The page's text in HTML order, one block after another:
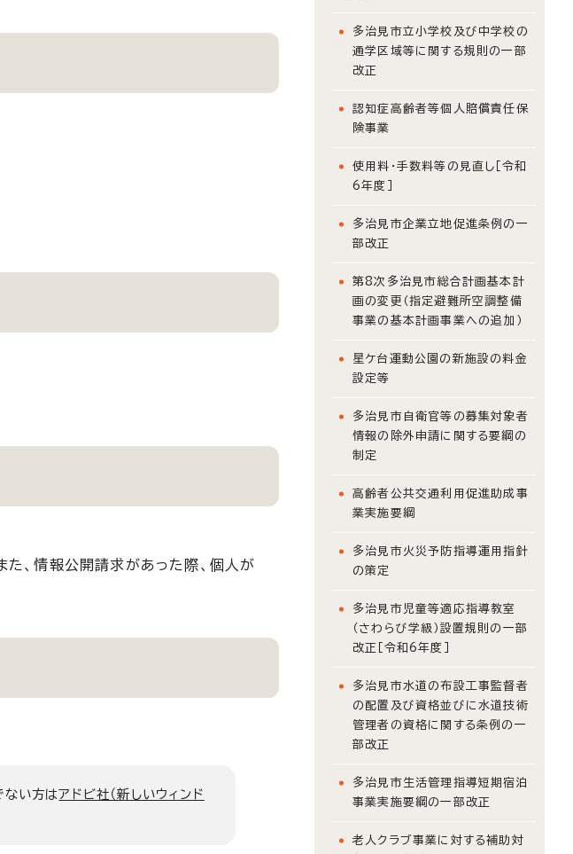
、情報公開請求があった際、個人が
い方はアドビ社（新しいウィンド
多治見市立小学校及び中学校の
通学区域等に関する規則の一部
改正
認知症高齢者等個人賠償責任保
険事業
使用料・手数料等の見直し［令和
6年度］
多治見市企業立地促進条例の一
部改正
第8次多治見市総合計画基本計
画の変更（指定避難所空調整備
事業の基本計画事業への追加）
星ケ台運動公園の新施設の料金
設定等
多治見市自衛官等の募集対象者
情報の除外申請に関する要綱の
制定
高齢者公共交通利用促進助成事
業実施要綱
多治見市火災予防指導運用指針
の策定
多治見市児童等適応指導教室
（さわらび学級）設置規則の一部
改正［令和6年度］
多治見市水道の布設工事監督者
の配置及び資格並びに水道技術
管理者の資格に関する条例の一
部改正
多治見市生活管理指導短期宿泊
事業実施要綱の一部改正
老人クラブ事業に対する補助対